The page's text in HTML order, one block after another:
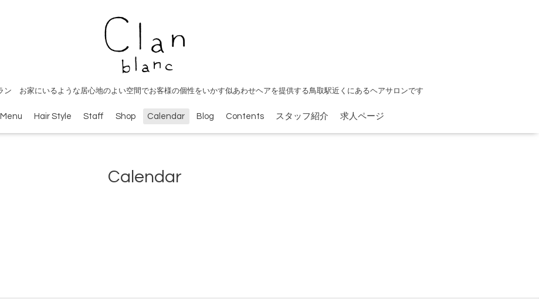
ン お家にいるような居心地のよい空間でお客様の個性をいかす似あわせヘアを提供する鳥取駅近くにあるヘアサロンです
Menu Hair Style Staff Shop Calendar Blog Contents スタッフ紹介 求人ページ
Calendar